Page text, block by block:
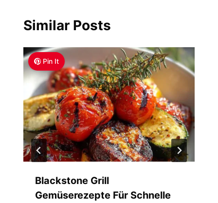
Similar Posts
Pin It
Blackstone Grill
Gemüserezepte Für Schnelle